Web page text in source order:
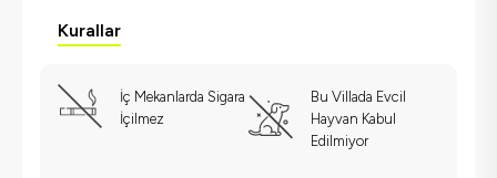
Kurallar
İç Mekanlarda Sigara
İçilmez
Bu Villada Evcil
Hayvan Kabul
Edilmiyor